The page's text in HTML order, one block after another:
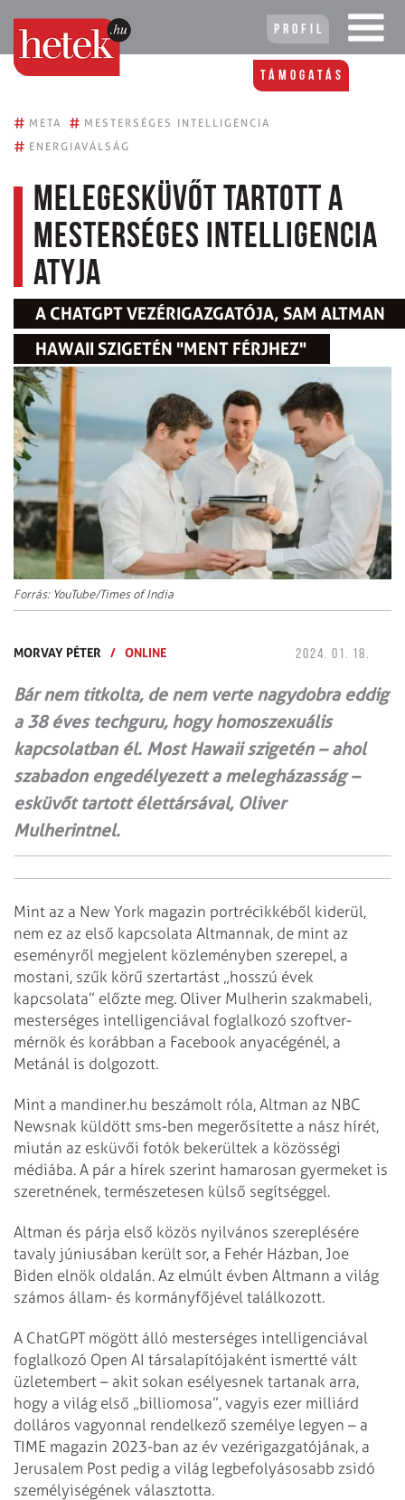
Profil
Támogatás
# META # MESTERSÉGES INTELLIGENCIA
# ENERGIAVÁLSÁG
Melegesküvőt tartott a
mesterséges intelligencia
atyja
A CHATGPT VEZÉRIGAZGATÓJA, SAM ALTMAN
HAWAII SZIGETÉN "MENT FÉRJHEZ"
Forrás: YouTube/Times of India
MORVAY PÉTER / ONLINE 2024. 01. 18.
Bár nem titkolta, de nem verte nagydobra eddig
a 38 éves techguru, hogy homoszexuális
kapcsolatban él. Most Hawaii szigetén – ahol
szabadon engedélyezett a melegházasság –
esküvőt tartott élettársával, Oliver
Mulherintnel.
Mint az a New York magazin portrécikkéből kiderül,
nem ez az első kapcsolata Altmannak, de mint az
eseményről megjelent közleményben szerepel, a
mostani, szűk körű szertartást „hosszú évek
kapcsolata” előzte meg. Oliver Mulherin szakmabeli,
mesterséges intelligenciával foglalkozó szoftver-
mérnök és korábban a Facebook anyacégénél, a
Metánál is dolgozott.
Mint a mandiner.hu beszámolt róla, Altman az NBC
Newsnak küldött sms-ben megerősítette a nász hírét,
miután az esküvői fotók bekerültek a közösségi
médiába. A pár a hírek szerint hamarosan gyermeket is
szeretnének, természetesen külső segítséggel.
Altman és párja első közös nyilvános szereplésére
tavaly júniusában került sor, a Fehér Házban, Joe
Biden elnök oldalán. Az elmúlt évben Altmann a világ
számos állam- és kormányfőjével találkozott.
A ChatGPT mögött álló mesterséges intelligenciával
foglalkozó Open AI társalapítójaként ismertté vált
üzletembert – akit sokan esélyesnek tartanak arra,
hogy a világ első „billiomosa”, vagyis ezer milliárd
dolláros vagyonnal rendelkező személye legyen – a
TIME magazin 2023-ban az év vezérigazgatójának, a
Jerusalem Post pedig a világ legbefolyásosabb zsidó
személyiségének választotta.